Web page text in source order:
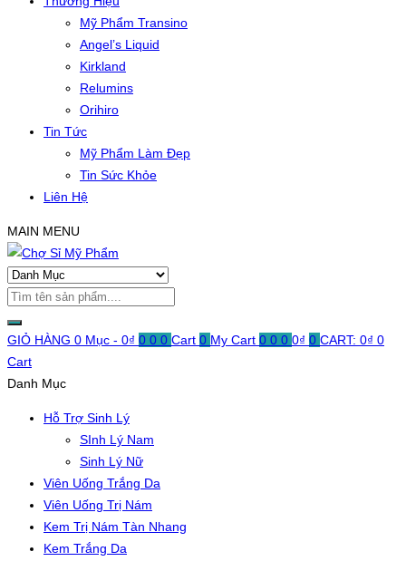
Mỹ Phẩm Transino
Angel’s Liquid
Kirkland
Relumins
Orihiro
Tin Tức
Mỹ Phẩm Làm Đẹp
Tin Sức Khỏe
Liên Hệ
MAIN MENU
GIỎ HÀNG 0 Mục - 0₫ 0 0 0 Cart 0 My Cart 0 0 0 0₫ 0 CART: 0₫ 0
Cart
Danh Mục
Hỗ Trợ Sinh Lý
SInh Lý Nam
Sinh Lý Nữ
Viên Uống Trắng Da
Viên Uống Trị Nám
Kem Trị Nám Tàn Nhang
Kem Trắng Da